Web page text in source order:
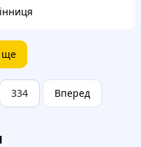
ще
334 Вперед